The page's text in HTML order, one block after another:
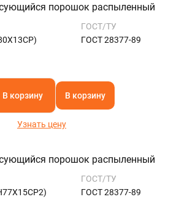
порошок распыленный
ГОСТ/ТУ
ГОСТ 28377-89
В корзину В корзину
Узнать цену
порошок распыленный
ГОСТ/ТУ
ГОСТ 28377-89